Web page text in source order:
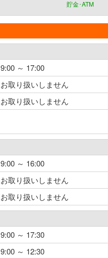
貯金･ATM
9:00 ～ 17:00
お取り扱いしません
お取り扱いしません
9:00 ～ 16:00
お取り扱いしません
お取り扱いしません
9:00 ～ 17:30
9:00 ～ 12:30